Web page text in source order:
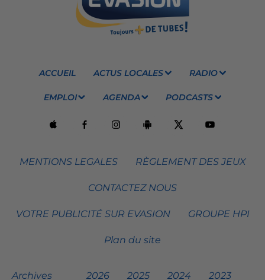
ACCUEIL ACTUS LOCALES RADIO
EMPLOI AGENDA PODCASTS
MENTIONS LEGALES RÈGLEMENT DES JEUX
CONTACTEZ NOUS
VOTRE PUBLICITÉ SUR EVASION GROUPE HPI
Plan du site
Archives 2026 2025 2024 2023